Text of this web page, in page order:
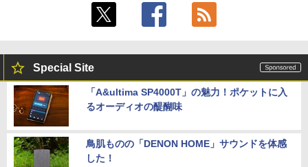
Special Site
「A&ultima SP4000T」の魅力！ポケットに入
るオーディオの醍醐味
鳥肌ものの「DENON HOME」サウンドを体感
した！